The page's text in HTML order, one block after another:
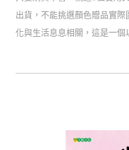
出貨，不能挑選顏色贈品實
化與生活息息相關，這是一